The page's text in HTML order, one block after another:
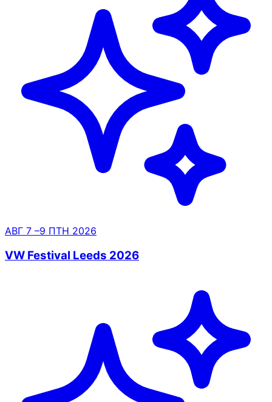
АВГ 7 –9 ПТН 2026
VW Festival Leeds 2026